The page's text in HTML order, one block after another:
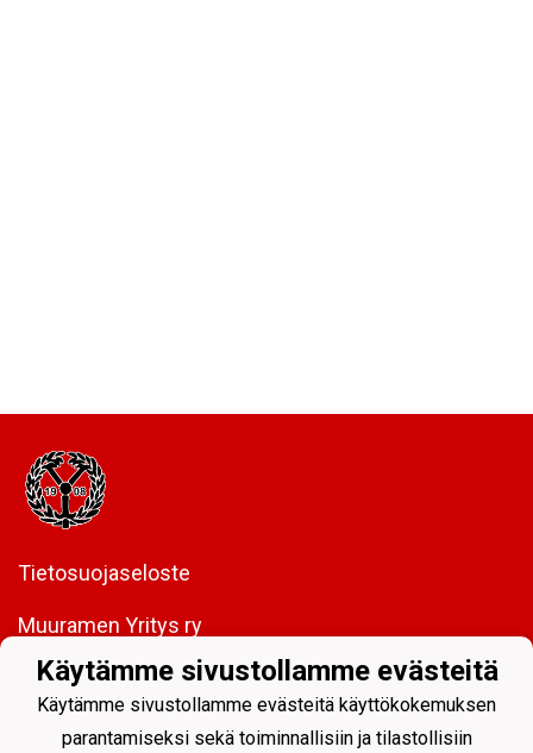
Tietosuojaseloste
Muuramen Yritys ry
Virastotie 2, 40950 Muurame
FI85 5089 5340 0005 06
Käytämme sivustollamme evästeitä
Käytämme sivustollamme evästeitä käyttökokemuksen
parantamiseksi sekä toiminnallisiin ja tilastollisiin